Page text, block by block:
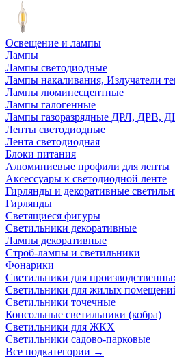
Освещение и лампы
Лампы
Лампы светодиодные
Лампы накаливания, Излучатели
Лампы люминесцентные
Лампы галогенные
Лампы газоразрядные ДРЛ, ДРВ,
Ленты светодиодные
Лента светодиодная
Блоки питания
Алюминиевые профили для ленты
Аксессуары к светодиодной ленте
Гирлянды и декоративные
Гирлянды
Светящиеся фигуры
Светильники декоративные
Лампы декоративные
Строб-лампы и светильники
Фонарики
Светильники для
Светильники для жилых
Светильники точечные
Консольные светильники (кобра)
Светильники для ЖКХ
Светильники садово-парковые
Все подкатегории →